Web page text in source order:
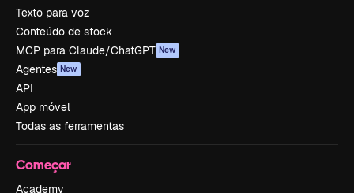
Texto para voz
Conteúdo de stock
MCP para Claude/ChatGPT New
Agentes New
API
App móvel
Todas as ferramentas
Começar
Academy